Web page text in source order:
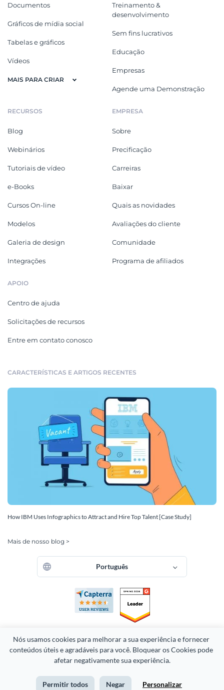
Nós usamos cookies para melhorar a sua experiência e fornecer
conteúdos úteis e agradáveis para você. Bloquear os Cookies pode
afetar negativamente sua experiência.
Permitir todos Negar Personalizar
Documentos
Gráficos de mídia social
Tabelas e gráficos
Vídeos
MAIS PARA CRIAR
Treinamento &
desenvolvimento
Sem fins lucrativos
Educação
Empresas
Agende uma Demonstração
RECURSOS
Blog
Webinários
Tutoriais de vídeo
e-Books
Cursos On-line
Modelos
Galeria de design
Integrações
EMPRESA
Sobre
Precificação
Carreiras
Baixar
Quais as novidades
Avaliações do cliente
Comunidade
Programa de afiliados
APOIO
Centro de ajuda
Solicitações de recursos
Entre em contato conosco
CARACTERÍSTICAS E ARTIGOS RECENTES
How IBM Uses Infographics to Attract and Hire Top Talent [Case Study]
Mais de nosso blog >
Português
Copyright 2026 Easy WebContent, LLC. (DBA Visme). Todos os
Termos de serviço Política de Privacidade Mapa do site